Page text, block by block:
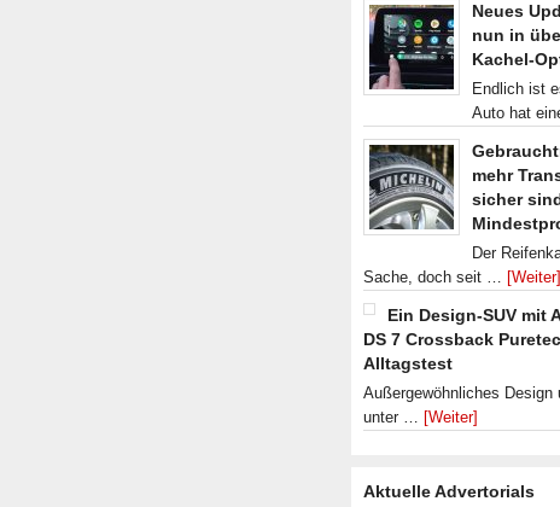
Neues
nun in
Kachel-
Endlich ist
Auto hat
mehr
sicher
Der
Sache, doch seit … [Weiter]
Ein Design-SUV mit
DS 7 Crossback
Alltagstest
Außergewöhnliches Design
unter … [Weiter]
Aktuelle Advertorials